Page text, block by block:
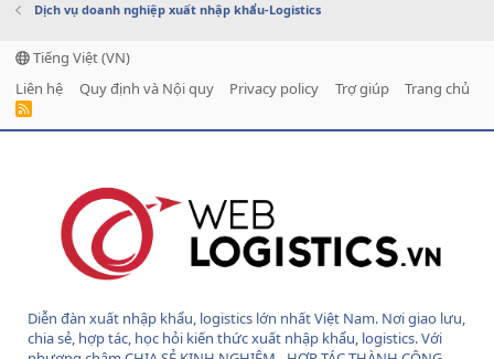
Dịch vụ doanh nghiệp xuất nhập khẩu-Logistics
Tiếng Việt (VN)
Liên hệ
Quy định và Nội quy Privacy policy Trợ giúp Trang chủ
R
Diễn đàn xuất nhập khẩu, logistics lớn nhất Việt Nam. Nơi giao lưu,
chia sẻ, hợp tác, học hỏi kiến thức xuất nhập khẩu, logistics. Với